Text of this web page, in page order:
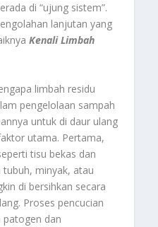
di “ujung sistem”.
lanjutan yang
Kenali Limbah
limbah residu
pengelolaan sampah
untuk di daur ulang
utama. Pertama,
tisu bekas dan
minyak, atau
di bersihkan secara
Proses pencucian
patogen dan